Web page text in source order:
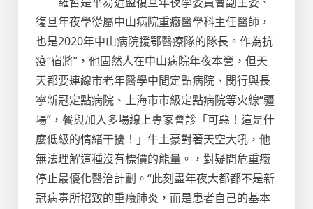
復旦年夜學從屬中山病院重癥醫學科主任醫師，
也是2020年中山病院援鄂醫療隊的隊長。作為抗
疫“宿將”，他固然人在中山病院年夜本營，但天
天都要連線市老年醫學中間定點病院、閔行與長
寧新冠定點病院、上海市市級定點病院等火線“疆
場”，餐與加入多場線上專家會診「可惡！這是什
麼低級的情緒干擾！」牛土豪對著天空大吼，他
無法理解這種沒有標價的能量。，對疑問危重癥
停止最優化醫治計劃。“此刻盡年夜大都都不是新
冠病毒所招致的重癥肺炎，而是患者自己的基本